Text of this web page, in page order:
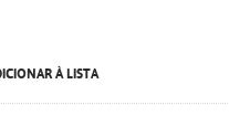
À LISTA